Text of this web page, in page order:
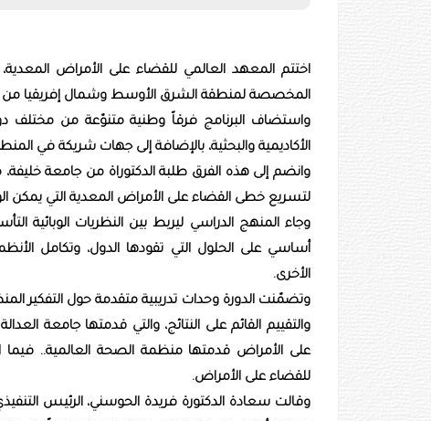
اختتم المعهد العالمي للقضاء على الأمراض
المخصصة لمنطقة الشرق الأوسط وشمال إفريقيا من
واستضاف البرنامج فرقاً وطنية متنوّعة من مختلف
الأكاديمية والبحثية، بالإضافة إلى جهات شريكة في
وانضم إلى هذه الفرق طلبة الدكتوراة من جامعة
لتسريع خطى القضاء على الأمراض المعدية التي يمكن
وجاء المنهج الدراسي ليربط بين النظريات الوبائية
أساسي على الحلول التي تقودها الدول، وتكامل
الأخرى.
وتضمّنت الدورة وحدات تدريبية متقدمة حول التفكير
والتقييم القائم على النتائج، والتي قدمتها جامعة
على الأمراض قدمتها منظمة الصحة العالمية.. فيما
للقضاء على الأمراض.
وقالت سعادة الدكتورة فريدة الحوسني، الرئيس